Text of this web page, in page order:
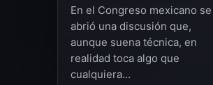
En el Congreso mexicano se
abrió una discusión que,
aunque suena técnica, en
realidad toca algo que
cualquiera…